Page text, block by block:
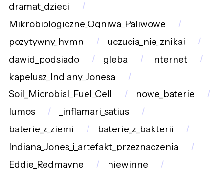
dramat_dzieci
Mikrobiologiczne_Ogniwa_Paliwowe
pozytywny_hymn
uczucia_nie_znikaj
dawid_podsiado
gleba
internet
kapelusz_Indiany_Jonesa
Soil_Microbial_Fuel_Cell
nowe_baterie
lumos
_inflamari_satius
baterie_z_ziemi
baterie_z_bakterii
Indiana_Jones_i_artefakt_przeznaczenia
Eddie_Redmayne
niewinne